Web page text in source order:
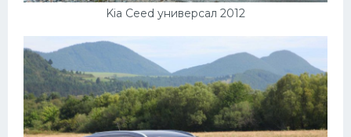
Kia Ceed универсал 2012
Хавал
Кавасаки
Инфинити
ЛУАЗ